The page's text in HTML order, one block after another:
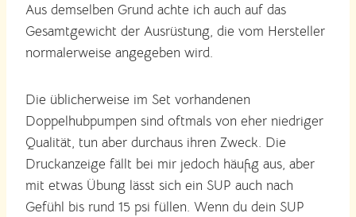
Aus demselben Grund achte ich auch auf das
Gesamtgewicht der Ausrüstung, die vom Hersteller
normalerweise angegeben wird.
Die üblicherweise im Set vorhandenen
Doppelhubpumpen sind oftmals von eher niedriger
Qualität, tun aber durchaus ihren Zweck. Die
Druckanzeige fällt bei mir jedoch häufig aus, aber
mit etwas Übung lässt sich ein SUP auch nach
Gefühl bis rund 15 psi füllen. Wenn du dein SUP